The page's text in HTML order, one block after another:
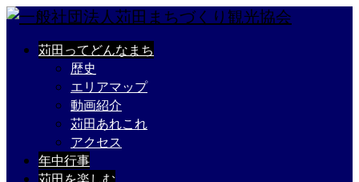
苅田ってどんなまち
歴史
エリアマップ
動画紹介
苅田あれこれ
アクセス
年中行事